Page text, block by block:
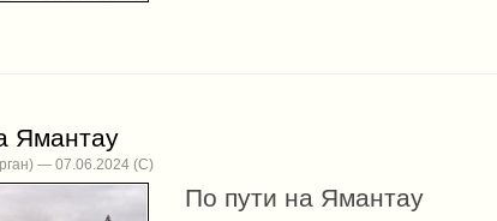
Ямантау
— 07.06.2024
По пути на Ямантау